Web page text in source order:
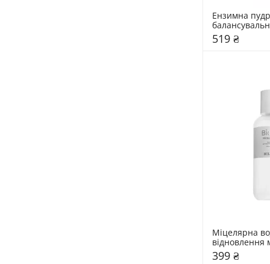
Ензимна
мл
519 ₴
Міцелярна
відновлення
Hollyskin 400
399 ₴